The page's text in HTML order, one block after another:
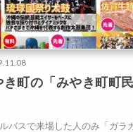
町の「みやき町町
バスで来場した人のみ「ガラ